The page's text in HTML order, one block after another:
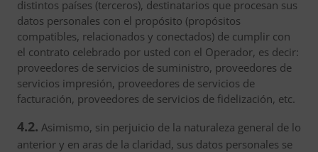
distintos países (terceros), destinatarios que procesan sus
datos personales con el propósito (propósitos
compatibles, relacionados y conectados) de cumplir con
el contrato celebrado por usted con el Operador, es decir:
proveedores de servicios de suministro, proveedores de
servicios impresión, proveedores de servicios de
facturación, proveedores de servicios de fidelización, etc.
4.2. Asimismo, sin perjuicio de la naturaleza general de lo
anterior y en aras de la claridad, sus datos personales se